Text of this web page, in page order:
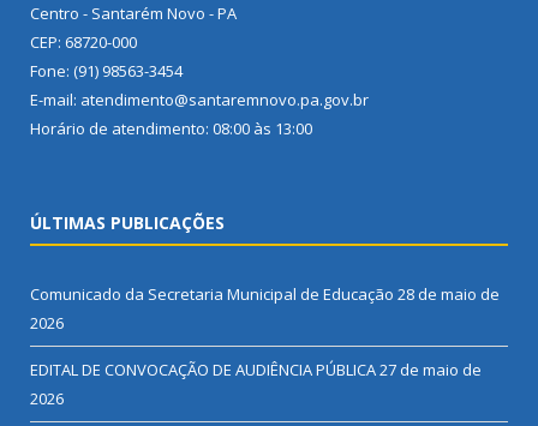
Centro - Santarém Novo - PA
CEP: 68720-000
Fone: (91) 98563-3454
E-mail: atendimento@santaremnovo.pa.gov.br
Horário de atendimento: 08:00 às 13:00
ÚLTIMAS PUBLICAÇÕES
Comunicado da Secretaria Municipal de Educação 28 de maio de
2026
EDITAL DE CONVOCAÇÃO DE AUDIÊNCIA PÚBLICA27 de maio de
2026